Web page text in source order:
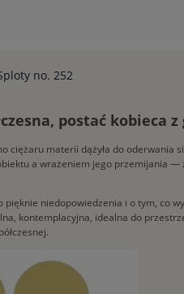
no. 252
postać kobieca
ciężaru materii dążyła do oderwania
a wrażeniem jego przemijania —
pięknie niedopowiedzenia i o tym, co
kontemplacyjna, idealna do